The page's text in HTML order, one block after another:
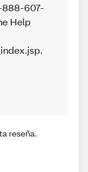
888-607-
Help
reseña.